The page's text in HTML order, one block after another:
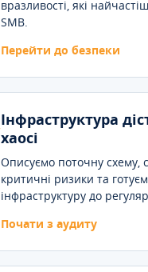
вразливості, які
SMB.
Перейти до безпеки
Інфраструктура
хаосі
Описуємо поточну схему,
критичні ризики та
інфраструктуру до
Почати з аудиту